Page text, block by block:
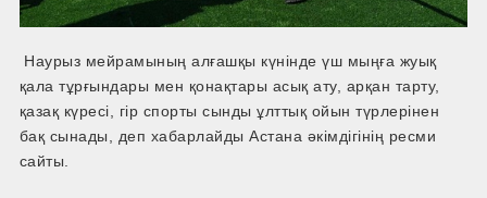
Наурыз мейрамының алғашқы күнінде үш мыңға жуық
қала тұрғындары мен қонақтары асық ату, арқан тарту,
қазақ күресі, гір спорты сынды ұлттық ойын түрлерінен
бақ сынады, деп хабарлайды Астана әкімдігінің ресми
сайты.